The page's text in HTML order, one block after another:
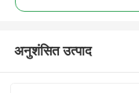
अनुशंसित उत्पाद